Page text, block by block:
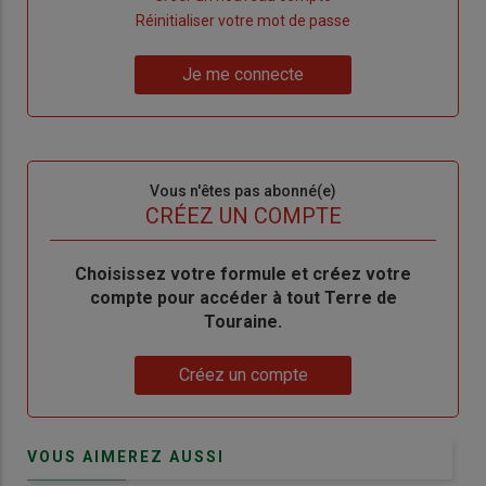
de
Réinitialiser votre mot de passe
me
Je me connecte
Vous n'êtes pas abonné(e)
CRÉEZ UN COMPTE
BodyChoisissez votre formule et créez votre
compte pour accéder à tout Terre de
Touraine.
Créez un compte
VOUS AIMEREZ AUSSI